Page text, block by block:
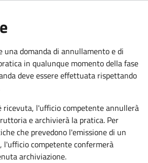
una domanda di annullamento e di
in qualunque momento della fase
deve essere effettuata rispettando
ricevuta, l'ufficio competente annullerà
e archivierà la pratica. Per
che prevedono l'emissione di un
l'ufficio competente confermerà
archiviazione.